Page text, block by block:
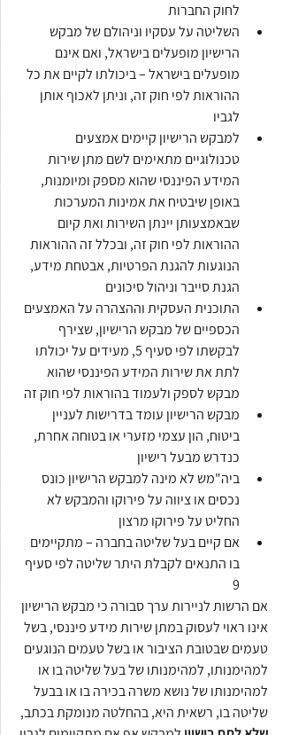
לחוק החברות
השליטה על עסקיו וניהולם של מבקש
הרישיון מופעלים בישראל, ואם אינם
מופעלים בישראל – ביכולתו לקיים את כל
ההוראות לפי חוק זה, וניתן לאכוף אותן
לגביו
למבקש הרישיון קיימים אמצעים
טכנולוגיים מתאימים לשם מתן שירות
המידע הפיננסי שהוא מספק ומיומנות,
באופן שיבטיח את אמינות המערכות
שבאמצעותן יינתן השירות ואת קיום
ההוראות לפי חוק זה, ובכלל זה ההוראות
הנוגעות להגנת הפרטיות, אבטחת מידע,
הגנת סייבר וניהול סיכונים
התוכנית העסקית וההצהרה על האמצעים
הכספיים של מבקש הרישיון, שצירף
לבקשתו לפי סעיף 5, מעידים על יכולתו
לתת את שירות המידע הפיננסי שהוא
מבקש לספק ולעמוד בהוראות לפי חוק זה
מבקש הרישיון עומד בדרישות לעניין
ביטוח, הון עצמי מזערי או בטוחה אחרת,
כנדרש מבעל רישיון
ביה"מש לא מינה למבקש הרישיון כונס
נכסים או ציווה על פירוקו והמבקש לא
החליט על פירוקו מרצון
אם קיים בעל שליטה בחברה – מתקיימים
בו התנאים לקבלת היתר שליטה לפי סעיף
9
אם הרשות לניירות ערך סבורה כי מבקש הרישיון
אינו ראוי לעסוק במתן שירות מידע פיננסי, בשל
טעמים שבטובת הציבור או בשל טעמים הנוגעים
למהימנותו, למהימנותו של בעל שליטה בו או
למהימנותו של נושא משרה בכירה בו או בבעל
שליטה בו, רשאית היא, בהחלטה מנומקת בכתב,